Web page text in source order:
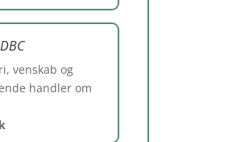
venskab og
handler om